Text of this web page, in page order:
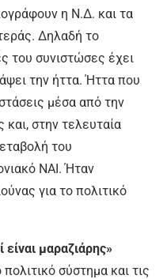
η Ν.Δ. και τα
Δηλαδή το
του συνιστώσες έχει
την ήττα. Ήττα που
μέσα από την
και, στην τελευταία
του
ΝΑΙ. Ήταν
για το πολιτικό
είναι μαραζιάρης»
σύστημα και τις